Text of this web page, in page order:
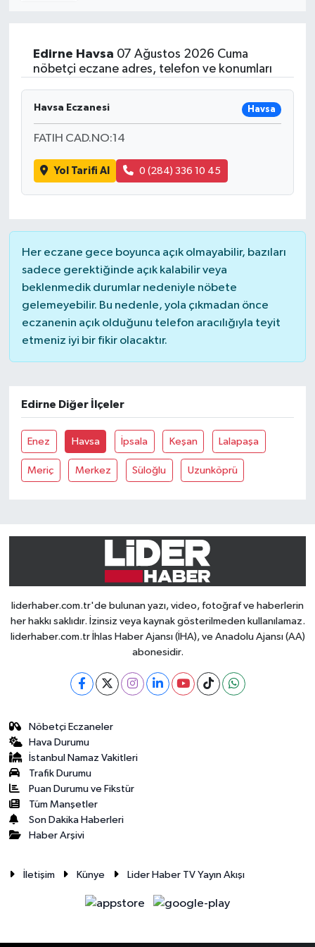
Edirne Havsa 07 Ağustos 2026 Cuma
nöbetçi eczane adres, telefon ve konumları
Havsa Eczanesi Havsa
FATIH CAD.NO:14
Yol Tarifi Al 0 (284) 336 10 45
Her eczane gece boyunca açık olmayabilir, bazıları
sadece gerektiğinde açık kalabilir veya
beklenmedik durumlar nedeniyle nöbete
gelemeyebilir. Bu nedenle, yola çıkmadan önce
eczanenin açık olduğunu telefon aracılığıyla teyit
etmeniz iyi bir fikir olacaktır.
Edirne Diğer İlçeler
Enez Havsa İpsala Keşan Lalapaşa
Meriç Merkez Süloğlu Uzunköprü
liderhaber.com.tr'de bulunan yazı, video, fotoğraf ve haberlerin
her hakkı saklıdır. İzinsiz veya kaynak gösterilmeden kullanılamaz.
liderhaber.com.tr İhlas Haber Ajansı (İHA), ve Anadolu Ajansı (AA)
abonesidir.
Nöbetçi Eczaneler
Hava Durumu
İstanbul Namaz Vakitleri
Trafik Durumu
Puan Durumu ve Fikstür
Tüm Manşetler
Son Dakika Haberleri
Haber Arşivi
İletişim Künye Lider Haber TV Yayın Akışı
Kültür - Sanat